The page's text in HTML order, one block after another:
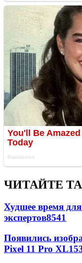
ЧИТАЙТЕ
Худшее время
экспертов8541
Появились
Pixel 11 Pro XL